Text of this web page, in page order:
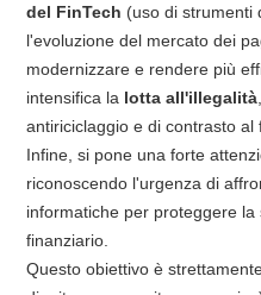
del FinTech (uso di strumenti
l'evoluzione del mercato dei
modernizzare e rendere più
intensifica la lotta all'illegalità
antiriciclaggio e di contrasto al
Infine, si pone una forte
riconoscendo l'urgenza di
informatiche per proteggere la
finanziario.
Questo obiettivo è